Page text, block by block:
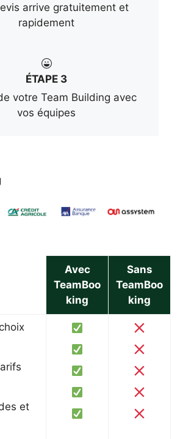
arrive gratuitement et
rapidement
ÉTAPE 3
votre Team Building avec
vos équipes
Avec
TeamBoo
king
Sans
TeamBoo
king
et